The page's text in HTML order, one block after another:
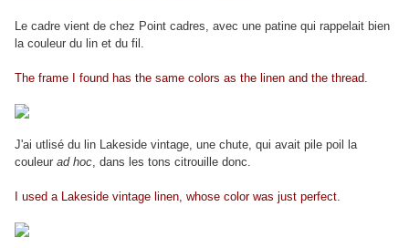
Le cadre vient de chez Point cadres, avec une patine qui rappelait bien
la couleur du lin et du fil.
The frame I found has the same colors as the linen and the thread.
J'ai utlisé du lin Lakeside vintage, une chute, qui avait pile poil la
couleur ad hoc, dans les tons citrouille donc.
I used a Lakeside vintage linen, whose color was just perfect.